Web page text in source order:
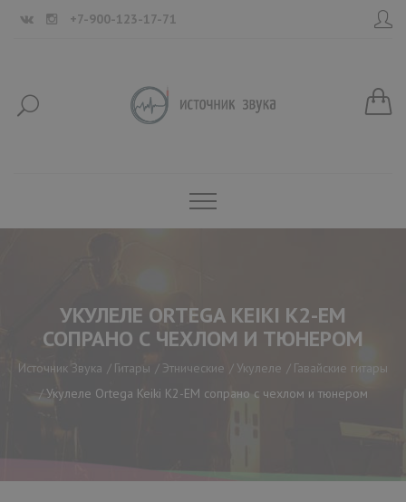
+7-900-123-17-71
УКУЛЕЛЕ ORTEGA KEIKI K2-EM
СОПРАНО С ЧЕХЛОМ И ТЮНЕРОМ
Источник Звука Гитары Этнические Укулеле
Гавайские гитары
Укулеле Ortega Keiki K2-EM сопрано с чехлом и тюнером